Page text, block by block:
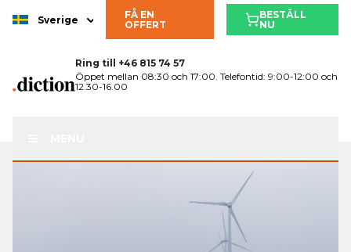
Sverige
FÅ EN
OFFERT
BESTÄLL
NU
Ring till
+46 815 74 57
Öppet mellan 08:30 och 17:00. Telefontid: 9:00-12:00 och
12.30-16.00